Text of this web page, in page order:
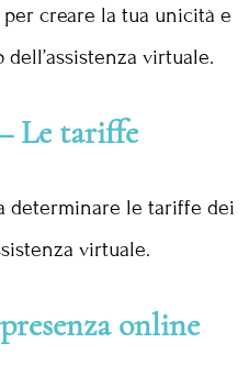
creare la tua unicità e
virtuale.
Le tariffe
determinare le tariffe dei
virtuale.
online